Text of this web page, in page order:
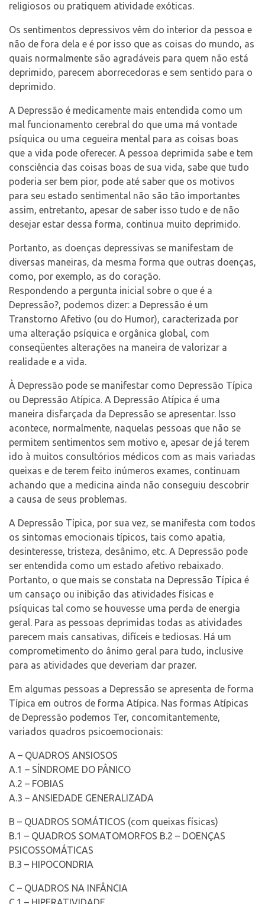
religiosos ou pratiquem atividade exóticas.
Os sentimentos depressivos vêm do interior da pessoa e
não de fora dela e é por isso que as coisas do mundo, as
quais normalmente são agradáveis para quem não está
deprimido, parecem aborrecedoras e sem sentido para o
deprimido.
A Depressão é medicamente mais entendida como um
mal funcionamento cerebral do que uma má vontade
psíquica ou uma cegueira mental para as coisas boas
que a vida pode oferecer. A pessoa deprimida sabe e tem
consciência das coisas boas de sua vida, sabe que tudo
poderia ser bem pior, pode até saber que os motivos
para seu estado sentimental não são tão importantes
assim, entretanto, apesar de saber isso tudo e de não
desejar estar dessa forma, continua muito deprimido.
Portanto, as doenças depressivas se manifestam de
diversas maneiras, da mesma forma que outras doenças,
como, por exemplo, as do coração.
Respondendo a pergunta inicial sobre o que é a
Depressão?, podemos dizer: a Depressão é um
Transtorno Afetivo (ou do Humor), caracterizada por
uma alteração psíquica e orgânica global, com
conseqüentes alterações na maneira de valorizar a
realidade e a vida.
À Depressão pode se manifestar como Depressão Típica
ou Depressão Atípica. A Depressão Atípica é uma
maneira disfarçada da Depressão se apresentar. Isso
acontece, normalmente, naquelas pessoas que não se
permitem sentimentos sem motivo e, apesar de já terem
ido à muitos consultórios médicos com as mais variadas
queixas e de terem feito inúmeros exames, continuam
achando que a medicina ainda não conseguiu descobrir
a causa de seus problemas.
A Depressão Típica, por sua vez, se manifesta com todos
os sintomas emocionais típicos, tais como apatia,
desinteresse, tristeza, desânimo, etc. A Depressão pode
ser entendida como um estado afetivo rebaixado.
Portanto, o que mais se constata na Depressão Típica é
um cansaço ou inibição das atividades físicas e
psíquicas tal como se houvesse uma perda de energia
geral. Para as pessoas deprimidas todas as atividades
parecem mais cansativas, difíceis e tediosas. Há um
comprometimento do ânimo geral para tudo, inclusive
para as atividades que deveriam dar prazer.
Em algumas pessoas a Depressão se apresenta de forma
Típica em outros de forma Atípica. Nas formas Atípicas
de Depressão podemos Ter, concomitantemente,
variados quadros psicoemocionais:
A – QUADROS ANSIOSOS
A.1 – SÍNDROME DO PÂNICO
A.2 – FOBIAS
A.3 – ANSIEDADE GENERALIZADA
B – QUADROS SOMÁTICOS (com queixas físicas)
B.1 – QUADROS SOMATOMORFOS B.2 – DOENÇAS
PSICOSSOMÁTICAS
B.3 – HIPOCONDRIA
C – QUADROS NA INFÂNCIA